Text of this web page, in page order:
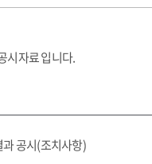
시자료 입니다.
공시(조치사항)